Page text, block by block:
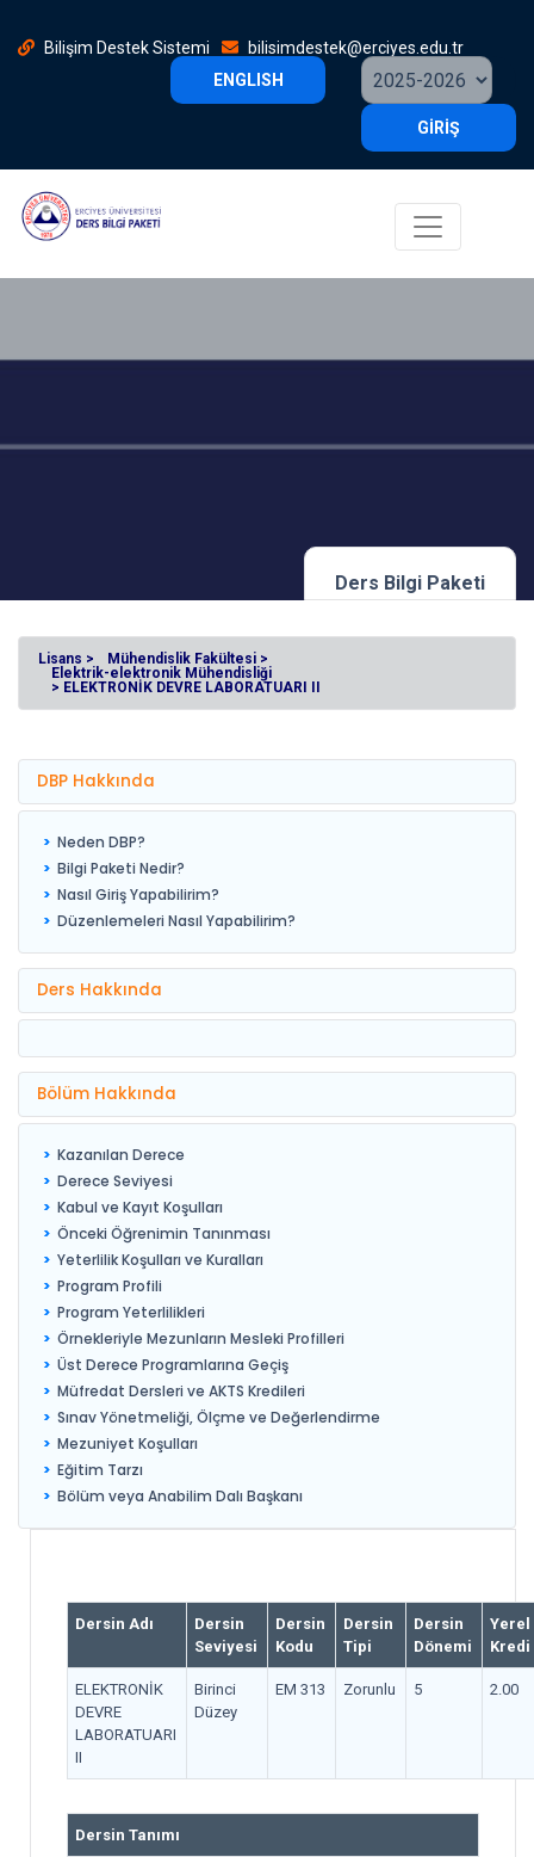
Bilişim Destek Sistemi
bilisimdestek@erciyes.edu.tr
ENGLISH
GİRİŞ
Ders Bilgi Paketi
Lisans >
Mühendislik Fakültesi >
Elektrik-elektronik Mühendisliği
> ELEKTRONİK DEVRE LABORATUARI II
DBP Hakkında
Neden DBP?
Bilgi Paketi Nedir?
Nasıl Giriş Yapabilirim?
Düzenlemeleri Nasıl Yapabilirim?
Ders Hakkında
Bölüm Hakkında
Kazanılan Derece
Derece Seviyesi
Kabul ve Kayıt Koşulları
Önceki Öğrenimin Tanınması
Yeterlilik Koşulları ve Kuralları
Program Profili
Program Yeterlilikleri
Örnekleriyle Mezunların Mesleki Profilleri
Üst Derece Programlarına Geçiş
Müfredat Dersleri ve AKTS Kredileri
Sınav Yönetmeliği, Ölçme ve Değerlendirme
Mezuniyet Koşulları
Eğitim Tarzı
Bölüm veya Anabilim Dalı Başkanı
Dersin Adı
Dersin
Seviyesi
Dersin
Kodu
Dersin
Tipi
Dersin
Dönemi
Yerel
Kredi
ELEKTRONİK
DEVRE
LABORATUARI
II
Birinci
Düzey
EM 313 Zorunlu 5 2.00
Dersin Tanımı